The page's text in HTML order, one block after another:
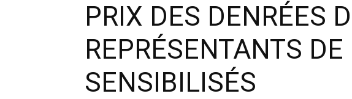
PRIX DES DENRÉES
REPRÉSENTANTS
SENSIBILISÉS